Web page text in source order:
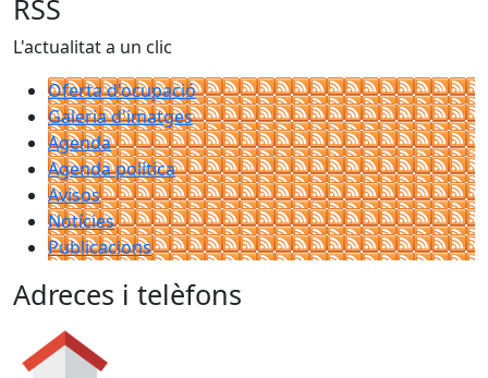
RSS
L'actualitat a un clic
Oferta d'ocupació
Galeria d'imatges
Agenda
Agenda política
Avisos
Notícies
Publicacions
Adreces i telèfons